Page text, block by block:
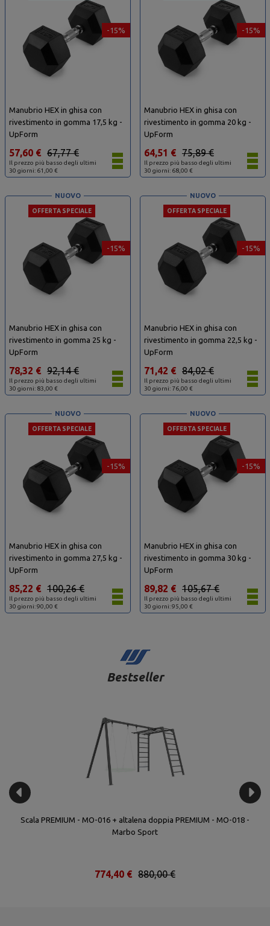
-15%
Manubrio HEX in ghisa con
rivestimento in gomma 17,5 kg -
UpForm
Il prezzo più basso degli ultimi
30 giorni: 61,00 €
67,77 €
57,60 €
-15%
Manubrio HEX in ghisa con
rivestimento in gomma 20 kg -
UpForm
Il prezzo più basso degli ultimi
30 giorni: 68,00 €
75,89 €
64,51 €
-15%
OFFERTA SPECIALE
NUOVO
Manubrio HEX in ghisa con
rivestimento in gomma 25 kg -
UpForm
Il prezzo più basso degli ultimi
30 giorni: 83,00 €
92,14 €
78,32 €
-15%
OFFERTA SPECIALE
NUOVO
Manubrio HEX in ghisa con
rivestimento in gomma 22,5 kg -
UpForm
Il prezzo più basso degli ultimi
30 giorni: 76,00 €
84,02 €
71,42 €
-15%
OFFERTA SPECIALE
NUOVO
Manubrio HEX in ghisa con
rivestimento in gomma 27,5 kg -
UpForm
Il prezzo più basso degli ultimi
30 giorni: 90,00 €
100,26 €
85,22 €
-15%
OFFERTA SPECIALE
NUOVO
Manubrio HEX in ghisa con
rivestimento in gomma 30 kg -
UpForm
Il prezzo più basso degli ultimi
30 giorni: 95,00 €
105,67 €
89,82 €
Bestseller
Scala PREMIUM - MO-016 + altalena doppia PREMIUM - MO-018 -
Marbo Sport
880,00 €
774,40 €